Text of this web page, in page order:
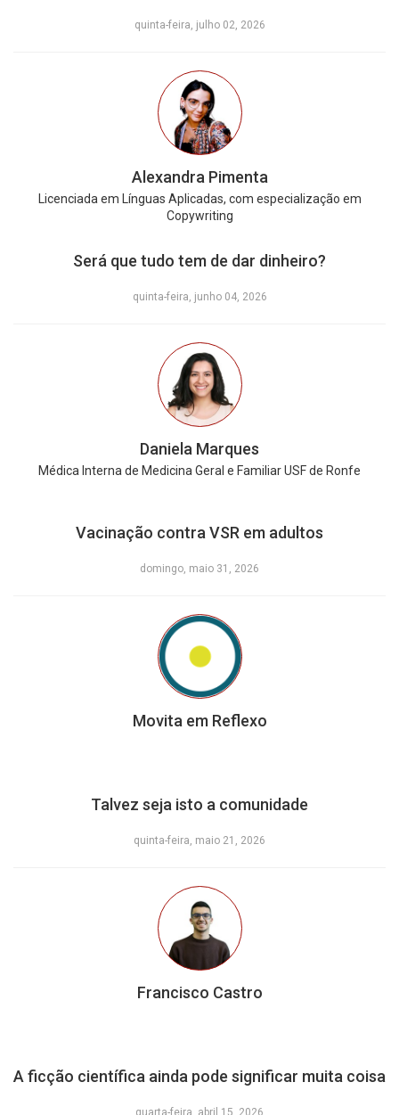
quinta-feira, julho 02, 2026
Alexandra Pimenta
Licenciada em Línguas Aplicadas, com especialização em
Copywriting
Será que tudo tem de dar dinheiro?
quinta-feira, junho 04, 2026
Daniela Marques
Médica Interna de Medicina Geral e Familiar USF de Ronfe
Vacinação contra VSR em adultos
domingo, maio 31, 2026
Movita em Reflexo
Talvez seja isto a comunidade
quinta-feira, maio 21, 2026
Francisco Castro
A ficção científica ainda pode significar muita coisa